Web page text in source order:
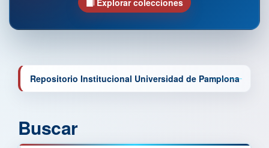
Repositorio Institucional Universidad de Pamplona
Buscar